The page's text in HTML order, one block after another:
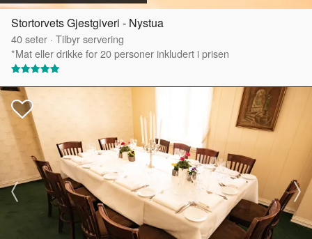
Stortorvets Gjestgiveri - Nystua
40seter · Tilbyr servering
*Mat eller drikke for 20 personer inkludert i prisen